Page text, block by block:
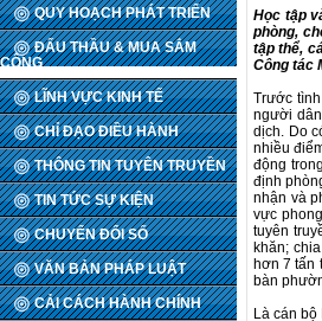
QUY HOẠCH PHÁT TRIỂN
ĐẤU THẦU & MUA SẮM
CÔNG
LĨNH VỰC KINH TẾ
CHỈ ĐẠO ĐIỀU HÀNH
THÔNG TIN TUYÊN TRUYỀN
TIN TỨC SỰ KIỆN
CHUYỂN ĐỔI SỐ
VĂN BẢN PHÁP LUẬT
CẢI CÁCH HÀNH CHÍNH
Học tập
phòng,
tập thể,
Công tác
Trước
người
dịch. Do
nhiều
động
định
nhận và
vực
tuyên
khăn;
hơn 7 tấn
bàn
Là cán